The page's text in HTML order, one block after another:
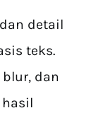
detail
teks.
dan